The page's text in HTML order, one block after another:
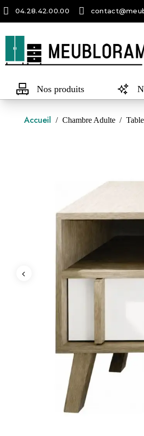
04.28.42.00.00
Nos produits
Accueil Chambre Adulte